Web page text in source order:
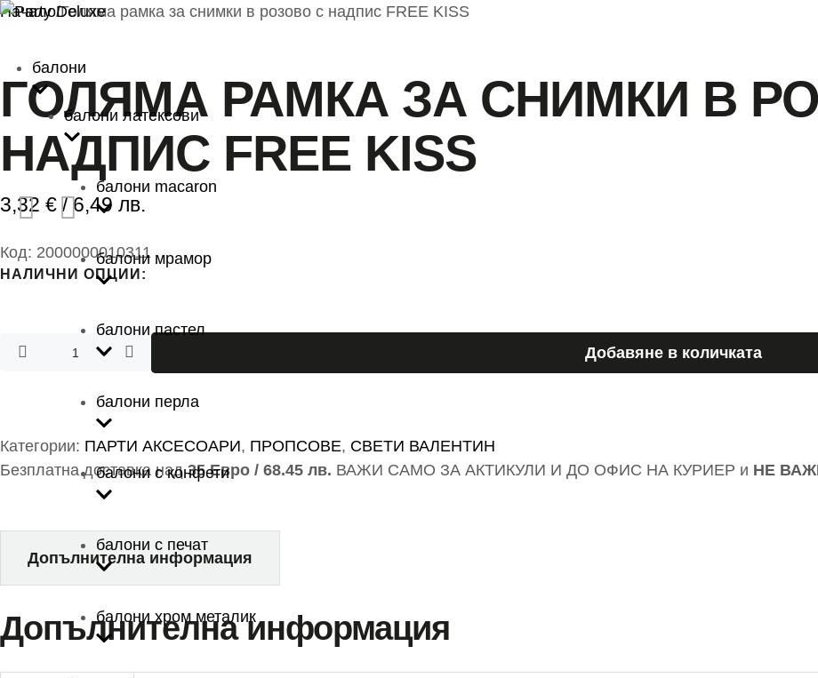
балони
балони латексови
балони macaron
балони мрамор
балони пастел
балони перла
балони с конфети
балони с печат
балони хром металик
Начало/Голяма рамка за снимки в розово с надпис FREE KISS
ГОЛЯМА РАМКА ЗА СНИМКИ В
НАДПИС FREE KISS
3,32 € / 6,49 лв.
Код: 2000000010311
НАЛИЧНИ ОПЦИИ:
Добавяне в количката
Категории: ПАРТИ АКСЕСОАРИ, ПРОПСОВЕ, СВЕТИ ВАЛЕНТИН
Безплатна доставка над35 Евро / 68.45 лв. ВАЖИ САМО ЗА АКТИКУЛИ И ДО ОФИС НА КУРИЕР и НЕ
Допълнителна информация
Допълнителна информация